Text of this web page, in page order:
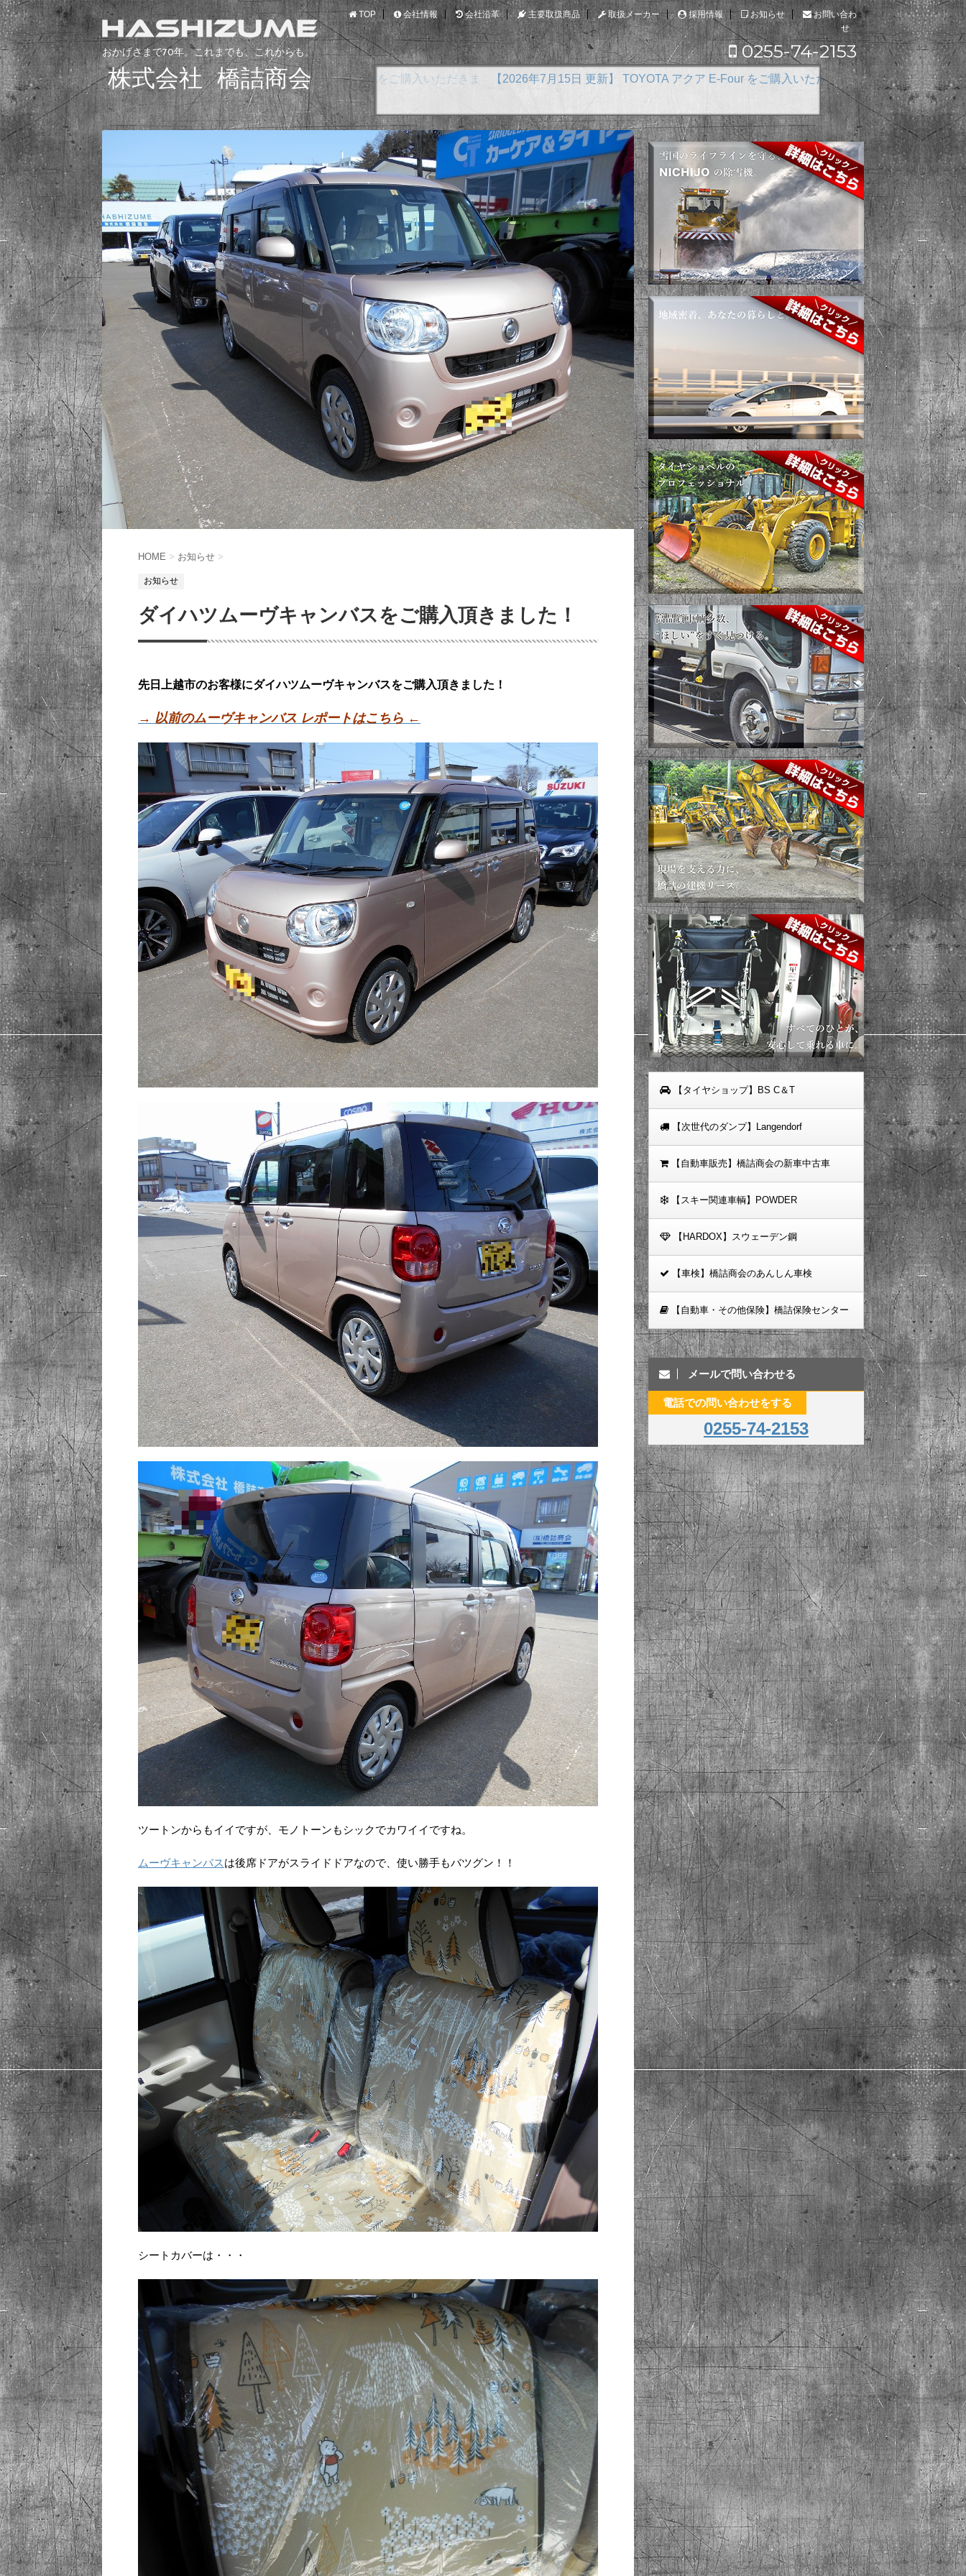
おかげさまで70年。これまでも、これからも。
株式会社 橋詰商会
TOP 会社情報 会社沿革 主要取扱商品 取扱メーカー 採用情報 お知らせ
お問い合わ
せ
0255-74-2153
【2026年7月15日 更新】 TOYOTA アクア E-Four をご購入いただきました
HOME > お知らせ >
お知らせ
ダイハツムーヴキャンバスをご購入頂きました！
先日上越市のお客様にダイハツムーヴキャンバスをご購入頂きました！
→ 以前のムーヴキャンバス レポートはこちら ←
ツートンからもイイですが、モノトーンもシックでカワイイですね。
ムーヴキャンバスは後席ドアがスライドドアなので、使い勝手もバツグン！！
シートカバーは・・・
【タイヤショップ】BS C＆T
【次世代のダンプ】Langendorf
【自動車販売】橋詰商会の新車中古車
【スキー関連車輌】POWDER
【HARDOX】スウェーデン鋼
【車検】橋詰商会のあんしん車検
【自動車・その他保険】橋詰保険センター
メールで問い合わせる
電話での問い合わせをする
0255-74-2153